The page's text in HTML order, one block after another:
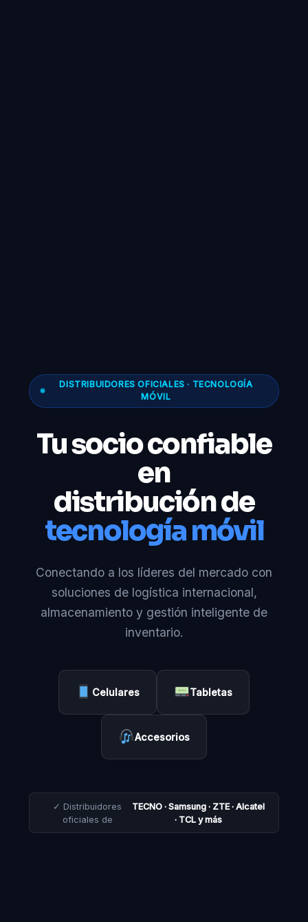
DISTRIBUIDORES OFICIALES · TECNOLOGÍA
MÓVIL
Tu socio confiable
en
distribución de
tecnología móvil
Conectando a los líderes del mercado con
soluciones de logística internacional,
almacenamiento y gestión inteligente de
inventario.
Celulares Tabletas
Accesorios
✓ Distribuidores
oficiales de
TECNO · Samsung · ZTE · Alcatel
· TCL y más